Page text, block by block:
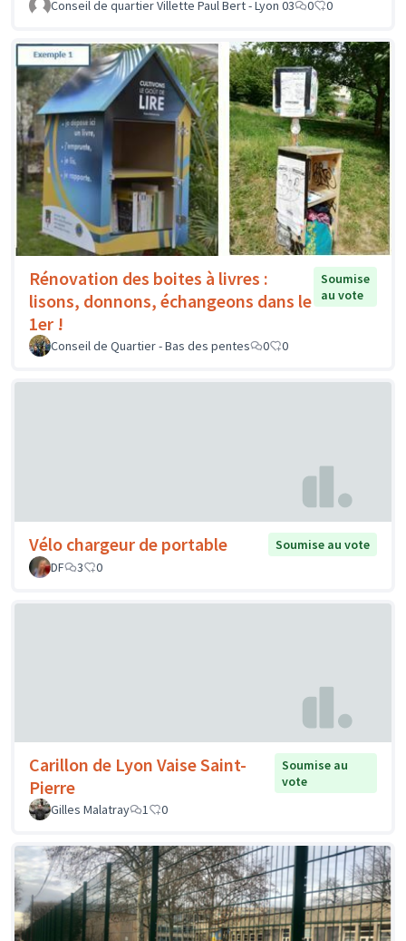
Conseil de quartier Villette Paul Bert - Lyon 03 0 0
Rénovation des boites à livres :
lisons, donnons, échangeons dans le
1er !
Soumise
au vote
Conseil de Quartier - Bas des pentes 0 0
Vélo chargeur de portable
Soumise au vote
DF
3 0
Carillon de Lyon Vaise Saint-
Pierre
Soumise au
vote
Gilles Malatray
1 0